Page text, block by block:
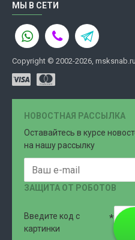
МЫ В СЕТИ
Copyright © 2002-2026,
НОВОСТНАЯ РАССЫЛКА
Оставайтесь в курсе
на нашу рассылку
ЗАЩИТА ОТ РОБОТОВ
Введите код с
картинки